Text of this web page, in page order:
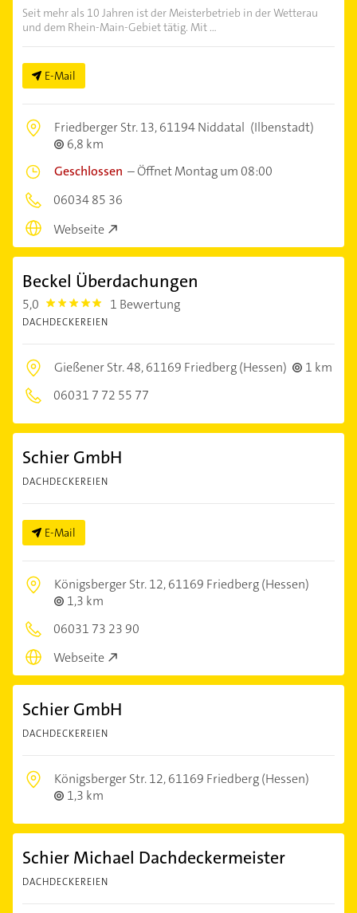
Seit mehr als 10 Jahren ist der Meisterbetrieb in der Wetterau
und dem Rhein-Main-Gebiet tätig. Mit ...
E-Mail
Friedberger Str. 13,61194 Niddatal (Ilbenstadt)
6,8 km
Geschlossen –Öffnet Montag um 08:00
06034 85 36
Webseite
Beckel Überdachungen
5,0 5.0 1 Bewertung
DACHDECKEREIEN
Gießener Str. 48,61169 Friedberg (Hessen)
1 km
06031 7 72 55 77
Schier GmbH
DACHDECKEREIEN
E-Mail
Königsberger Str. 12,61169 Friedberg (Hessen)
1,3 km
06031 73 23 90
Webseite
Schier GmbH
DACHDECKEREIEN
Königsberger Str. 12,61169 Friedberg (Hessen)
1,3 km
Schier Michael Dachdeckermeister
DACHDECKEREIEN